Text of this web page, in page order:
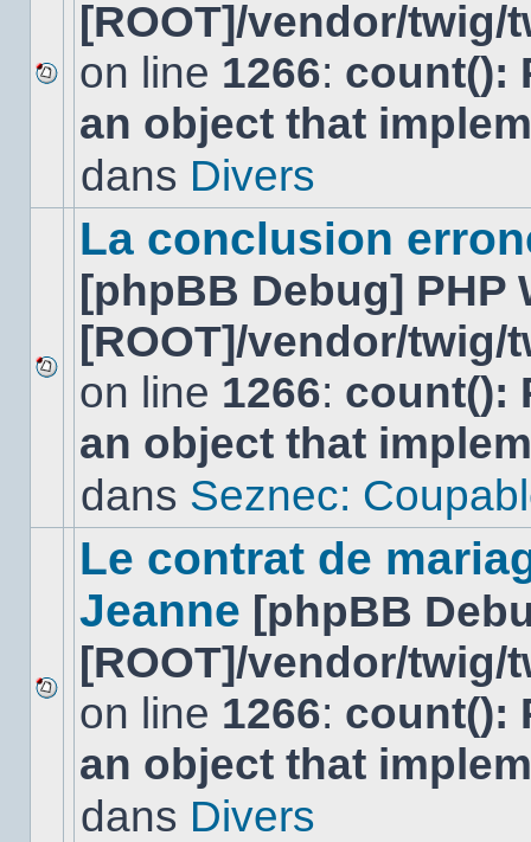
Aucun
nouveau
message
[ROOT]/vendor/
on line 1266: count():
an object that
dans Divers
Aucun
nouveau
message
non-
dans
La conclusion
[phpBB Debug] PHP
[ROOT]/vendor/
on line 1266: count():
an object that
dans Seznec:
Aucun
nouveau
message
non-
dans
Le contrat de
Jeanne [phpBB
[ROOT]/vendor/
on line 1266: count():
an object that
dans Divers